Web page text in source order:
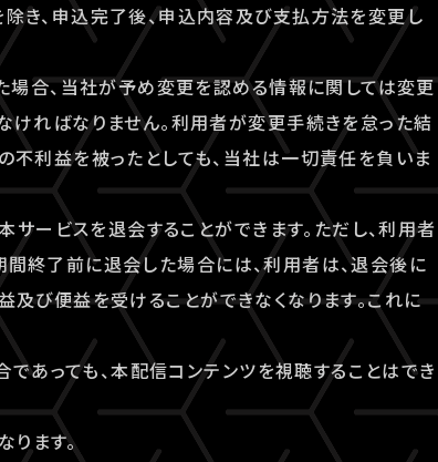
き、申込完了後、申込内容及び支払方法を変更し
合、当社が予め変更を認める情報に関しては変更
ければなりません。利用者が変更手続きを怠った結
不利益を被ったとしても、当社は一切責任を負いま
ービスを退会することができます。ただし、利用者
終了前に退会した場合には、利用者は、退会後に
び便益を受けることができなくなります。これに
あっても、本配信コンテンツを視聴することはでき
ます。